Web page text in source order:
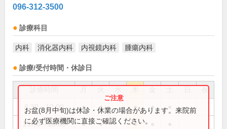
096-312-3500
診療科目
内科 消化器内科 内視鏡内科 腫瘍内科
診療/受付時間・休診日
祝
8:30～12:00 ● ● ● ●
13:30～18:00 ● ● ●
お盆(8月中旬)は休診・休業の場合があります。来院前
に必ず医療機関に直接ご確認ください。